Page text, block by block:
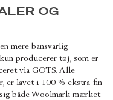
OG
mere bansvarlig
producerer tøj, som er
via GOTS. Alle
er lavet i 100 % ekstra-fin
både Woolmark mærket